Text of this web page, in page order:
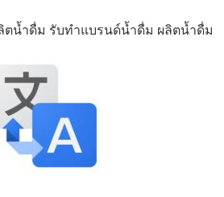
ตน้ำดื่ม รับทำแบรนด์น้ำดื่ม ผลิตน้ำดื่ม